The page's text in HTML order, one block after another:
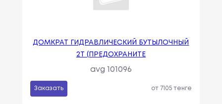
ДОМКРАТ ГИДРАВЛИЧЕСКИЙ БУТЫЛОЧНЫЙ
2Т (ПРЕДОХРАНИТЕ
avg 101096
Заказать от 7105 тенге